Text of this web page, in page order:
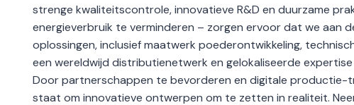
strenge kwaliteitscontrole, innovatieve R&D en duurzame
energieverbruik te verminderen – zorgen ervoor dat we aan
oplossingen, inclusief maatwerk poederontwikkeling,
een wereldwijd distributienetwerk en gelokaliseerde
Door partnerschappen te bevorderen en digitale productie-
staat om innovatieve ontwerpen om te zetten in realiteit.